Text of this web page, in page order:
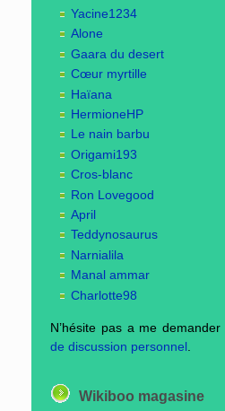
Yacine1234
Alone
Gaara du desert
Cœur myrtille
Haïana
HermioneHP
Le nain barbu
Origami193
Cros-blanc
Ron Lovegood
April
Teddynosaurus
Narnialila
Manal ammar
Charlotte98
N’hésite pas a me
de discussion personnel
Wikiboo magasine